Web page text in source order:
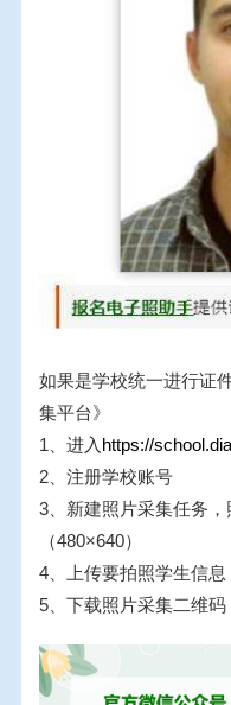
如果是学校统一进行证
集平台》
1、进入 https://
2、注册学校账号
3、新建照片采集任务
（480×640）
4、上传要拍照学生信息
5、下载照片采集二维码